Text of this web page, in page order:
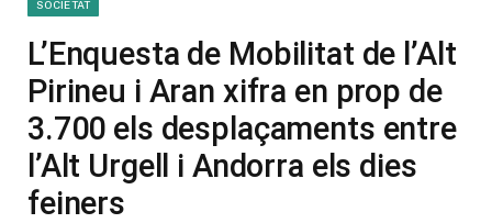
SOCIETAT
L’Enquesta de Mobilitat de l’Alt
Pirineu i Aran xifra en prop de
3.700 els desplaçaments entre
l’Alt Urgell i Andorra els dies
feiners